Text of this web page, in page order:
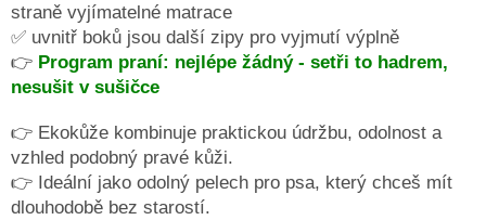
Doprava
platba
Měna
(CZK)
Přihlášení
straně vyjímatelné matrace
✅ uvnitř boků jsou další zipy pro vyjmutí výplně
👉 Program praní: nejlépe žádný - setři to hadrem,
nesušit v sušičce
👉 Ekokůže kombinuje praktickou údržbu, odolnost a
vzhled podobný pravé kůži.
👉 Ideální jako odolný pelech pro psa, který chceš mít
dlouhodobě bez starostí.